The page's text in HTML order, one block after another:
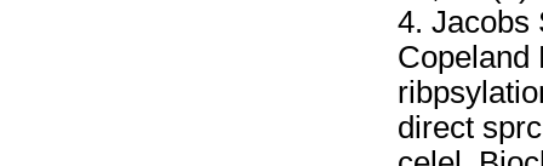
4. Jacobs
Copeland
direct